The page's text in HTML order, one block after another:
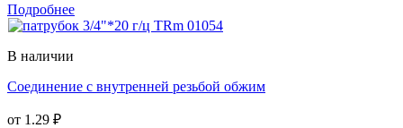
Подробнее
В наличии
Соединение с внутренней резьбой обжим
от 1.29 ₽